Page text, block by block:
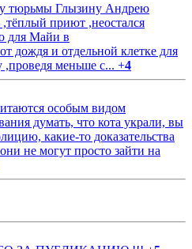
тюрьмы Глызину Андрею
,тёплый приют ,неостался
для Майи в
дождя и отдельной клетке для
меньше с... +4
особым видом
думать, что кота украли, вы
какие-то доказательства
не могут просто зайти на